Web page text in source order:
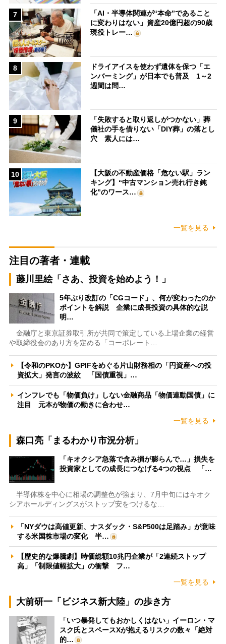
7
「AI・半導体関連が“本命”であること
に変わりはない」資産20億円超の90歳
現役トレー…
8
ドライアイスを使わず遺体を保つ「エ
ンバーミング」が日本でも普及 1～2
週間は問…
9
「失敗すると取り返しがつかない」葬
儀社の手を借りない「DIY葬」の落とし
穴 素人には…
10
【大阪の不動産価格「危ない駅」ラン
キング】“中古マンション売れ行き鈍
化”のワース…
一覧を見る
注目の著者・連載
藤川里絵「さあ、投資を始めよう！」
5年ぶり改訂の「CGコード」、何が変わったのか
ポイントを解説 企業に成長投資の具体的な説
明…
金融庁と東京証券取引所が共同で策定している上場企業の経営
や取締役会のあり方を定める「コーポレート…
【令和のPKOか】GPIFをめぐる片山財務相の「円資産への投
資拡大」発言の波紋 「国債重視」…
インフレでも「物価負け」しない金融商品「物価連動国債」に
注目 元本が物価の動きに合わせ…
一覧を見る
森口亮「まるわかり市況分析」
「キオクシア急落で含み損が膨らんで…」損失を
投資家としての成長につなげる4つの視点 「…
半導体株を中心に相場の調整色が強まり、7月中旬にはキオク
シアホールディングスがストップ安をつけるな…
「NYダウは高値更新、ナスダック・S&P500は足踏み」が意味
する米国株市場の変化 半…
【歴史的な爆騰劇】時価総額10兆円企業が「2連続ストップ
高」「制限値幅拡大」の衝撃 フ…
一覧を見る
大前研一「ビジネス新大陸」の歩き方
「いつ暴発してもおかしくはない」イーロン・マ
スク氏とスペースXが抱えるリスクの数々「絶対
的…